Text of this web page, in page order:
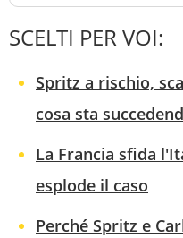
SCELTI PER VOI:
Spritz a rischio,
cosa sta
La Francia sfida
esplode il caso
Perché Spritz e